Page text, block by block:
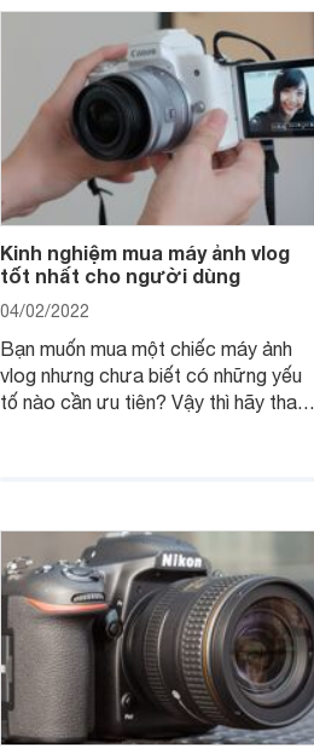
xử lý ảnh JPEG.
Kinh nghiệm mua máy ảnh vlog
tốt nhất cho người dùng
04/02/2022
Bạn muốn mua một chiếc máy ảnh
vlog nhưng chưa biết có những yếu
tố nào cần ưu tiên? Vậy thì hãy tham